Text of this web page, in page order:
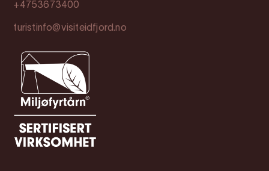
+4753673400
turistinfo@visiteidfjord.no